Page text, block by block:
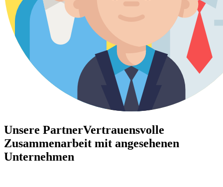
Unsere PartnerVertrauensvolle
Zusammenarbeit mit angesehenen
Unternehmen